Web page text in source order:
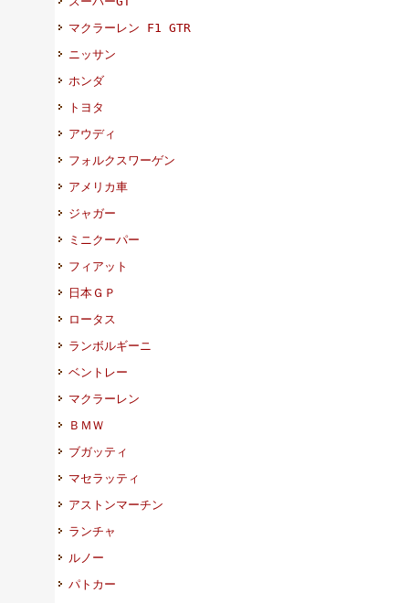
マクラーレン F1 GTR
ニッサン
ホンダ
トヨタ
アウディ
フォルクスワーゲン
アメリカ車
ジャガー
ミニクーパー
フィアット
日本ＧＰ
ロータス
ランボルギーニ
ベントレー
マクラーレン
ＢＭＷ
ブガッティ
マセラッティ
アストンマーチン
ランチャ
ルノー
パトカー